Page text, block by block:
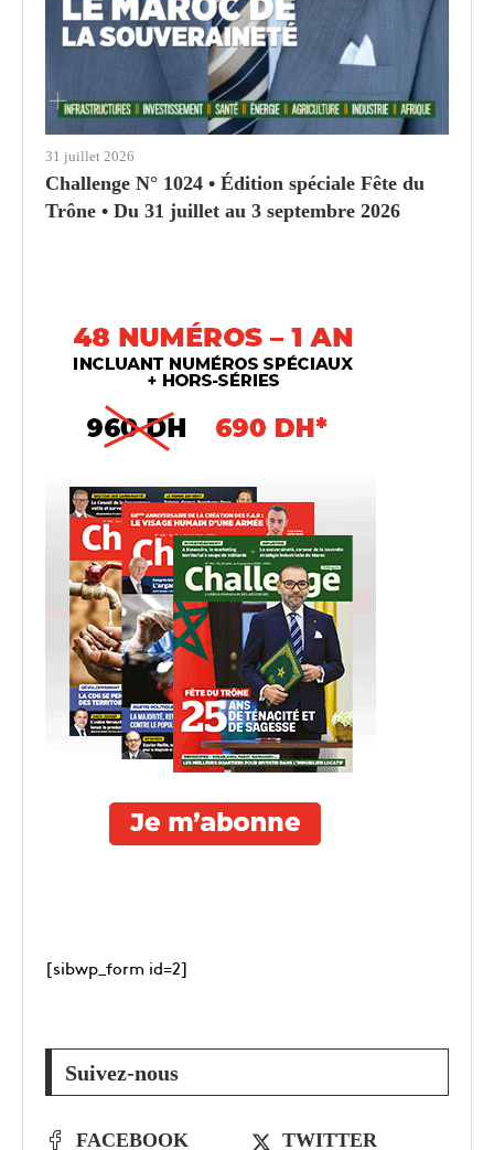
31 juillet 2026
Challenge N° 1024 • Édition spéciale Fête du
Trône • Du 31 juillet au 3 septembre 2026
[sibwp_form id=2]
Suivez-nous
FACEBOOK TWITTER